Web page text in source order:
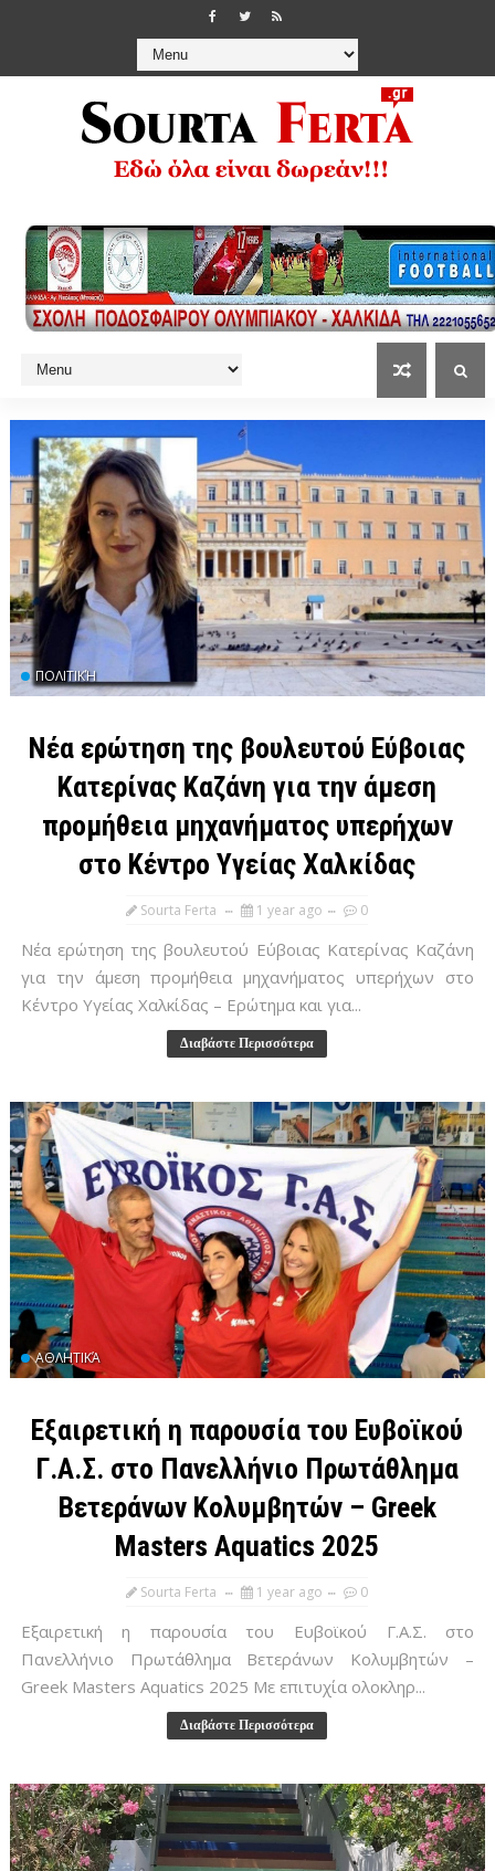
ΠΟΛΙΤΙΚΉ
Νέα ερώτηση της βουλευτού Εύβοιας
Κατερίνας Καζάνη για την άμεση
προμήθεια μηχανήματος υπερήχων
στο Κέντρο Υγείας Χαλκίδας
Sourta Ferta 1 year ago 0
Νέα ερώτηση της βουλευτού Εύβοιας Κατερίνας Καζάνη
για την άμεση προμήθεια μηχανήματος υπερήχων στο
Κέντρο Υγείας Χαλκίδας – Ερώτημα και για...
Διαβάστε Περισσότερα
ΑΘΛΗΤΙΚΆ
Εξαιρετική η παρουσία του Ευβοϊκού
Γ.Α.Σ. στο Πανελλήνιο Πρωτάθλημα
Βετεράνων Κολυμβητών – Greek
Masters Aquatics 2025
Sourta Ferta 1 year ago 0
Εξαιρετική η παρουσία του Ευβοϊκού Γ.Α.Σ. στο
Πανελλήνιο Πρωτάθλημα Βετεράνων Κολυμβητών –
Greek Masters Aquatics 2025 Με επιτυχία ολοκληρ...
Διαβάστε Περισσότερα